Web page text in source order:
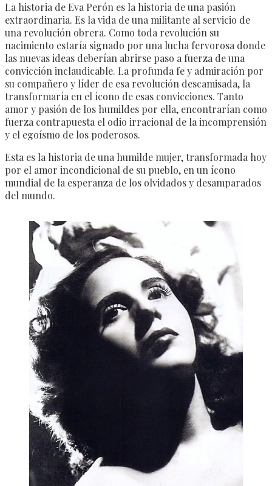
La historia de Eva Perón es la historia de una pasión
extraordinaria. Es la vida de una militante al servicio de
una revolución obrera. Como toda revolución su
nacimiento estaría signado por una lucha fervorosa donde
las nuevas ideas deberían abrirse paso a fuerza de una
convicción inclaudicable. La profunda fe y admiración por
su compañero y líder de esa revolución descamisada, la
transformaría en el ícono de esas convicciones. Tanto
amor y pasión de los humildes por ella, encontrarían como
fuerza contrapuesta el odio irracional de la incomprensión
y el egoísmo de los poderosos.
Esta es la historia de una humilde mujer, transformada hoy
por el amor incondicional de su pueblo, en un ícono
mundial de la esperanza de los olvidados y desamparados
del mundo.